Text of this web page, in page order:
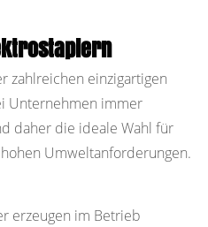
zahlreichen einzigartigen
Unternehmen immer
daher die ideale Wahl für
Umweltanforderungen.
erzeugen im Betrieb